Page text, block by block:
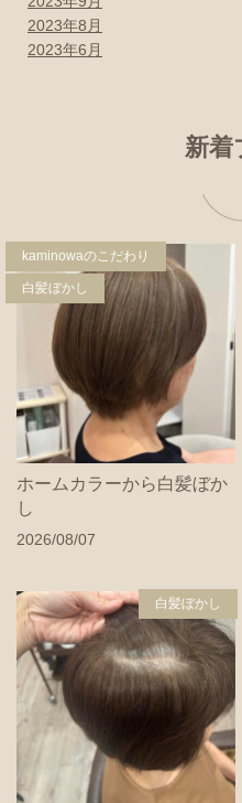
2023年8月
2023年6月
新着
kaminowaのこだわり
白髪ぼかし
ホームカラーから白髪ぼか
し
2026/08/07
白髪ぼかし